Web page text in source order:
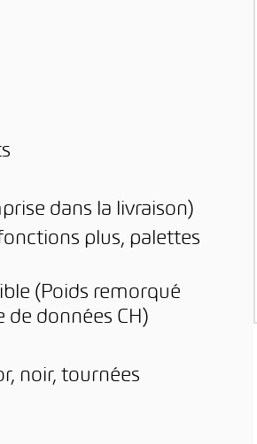
dans la livraison)
plus, palettes
(Poids remorqué
données CH)
noir, tournées